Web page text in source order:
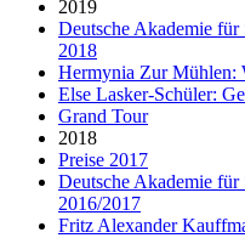
2019
Deutsche Akademie für
2018
Hermynia Zur Mühlen:
Else Lasker-Schüler:
Grand Tour
2018
Preise 2017
Deutsche Akademie für
2016/2017
Fritz Alexander